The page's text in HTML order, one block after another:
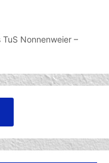
Nonnenweier –